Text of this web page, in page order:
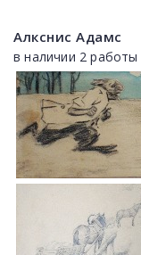
Алкснис Адамс
в наличии 2 работы